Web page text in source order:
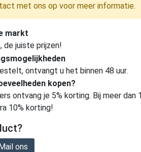
met ons op voor meer informatie.
markt
de juiste prijzen!
ontvangt u het binnen 48 uur.
kopen?
ontvang je 5% korting. Bij meer dan
10% korting!
ons